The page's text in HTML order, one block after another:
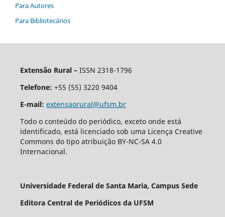
Para Autores
Para Bibliotecários
Extensão Rural – ISSN 2318-1796
Telefone: +55 (55) 3220 9404
E-mail: extensaorural@ufsm.br
Todo o conteúdo do periódico, exceto onde está
identificado, está licenciado sob uma Licença Creative
Commons do tipo atribuição BY-NC-SA 4.0
Internacional.
Universidade Federal de Santa Maria, Campus Sede
Editora Central de Periódicos da UFSM